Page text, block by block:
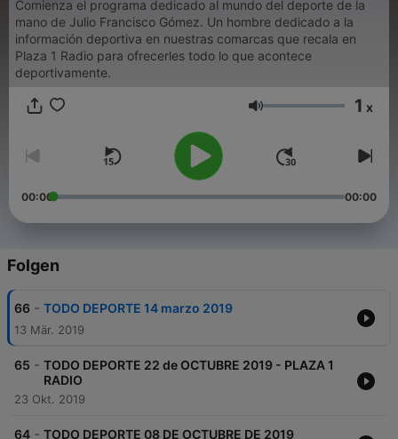
Comienza el programa dedicado al mundo del deporte de la
mano de Julio Francisco Gómez. Un hombre dedicado a la
información deportiva en nuestras comarcas que recala en
Plaza 1 Radio para ofrecerles todo lo que acontece
deportivamente.
Lautstärke 1 x
00:00 00:00
Folgen
66 - TODO DEPORTE 14 marzo 2019
13 Mär. 2019
65 - TODO DEPORTE 22 de OCTUBRE 2019 - PLAZA 1
RADIO
23 Okt. 2019
64 - TODO DEPORTE 08 DE OCTUBRE DE 2019